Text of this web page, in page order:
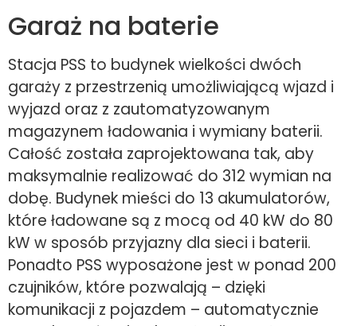
Garaż na baterie
Stacja PSS to budynek wielkości dwóch
garaży z przestrzenią umożliwiającą wjazd i
wyjazd oraz z zautomatyzowanym
magazynem ładowania i wymiany baterii.
Całość została zaprojektowana tak, aby
maksymalnie realizować do 312 wymian na
dobę. Budynek mieści do 13 akumulatorów,
które ładowane są z mocą od 40 kW do 80
kW w sposób przyjazny dla sieci i baterii.
Ponadto PSS wyposażone jest w ponad 200
czujników, które pozwalają – dzięki
komunikacji z pojazdem – automatycznie